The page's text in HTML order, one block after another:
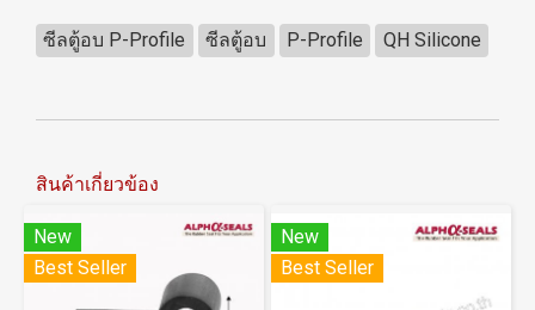
ซีลตู้อบ P-Profile ซีลตู้อบ P-Profile QH Silicone
สินค้าเกี่ยวข้อง
New
Best Seller
New
Best Seller